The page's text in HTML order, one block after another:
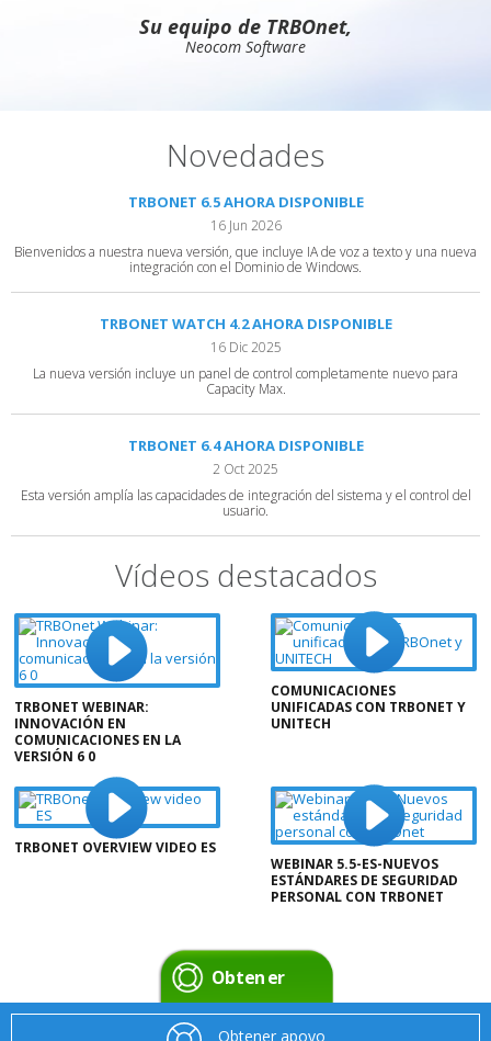
Su equipo de TRBOnet,
Neocom Software
Novedades
TRBONET 6.5 AHORA DISPONIBLE
16 Jun 2026
Bienvenidos a nuestra nueva versión, que incluye IA de voz a texto y una nueva
integración con el Dominio de Windows.
TRBONET WATCH 4.2 AHORA DISPONIBLE
16 Dic 2025
La nueva versión incluye un panel de control completamente nuevo para
Capacity Max.
TRBONET 6.4 AHORA DISPONIBLE
2 Oct 2025
Esta versión amplía las capacidades de integración del sistema y el control del
usuario.
Vídeos destacados
TRBONET WEBINAR:
INNOVACIÓN EN
COMUNICACIONES EN LA
VERSIÓN 6 0
COMUNICACIONES
UNIFICADAS CON TRBONET Y
UNITECH
TRBONET OVERVIEW VIDEO ES
WEBINAR 5.5-ES-NUEVOS
ESTÁNDARES DE SEGURIDAD
PERSONAL CON TRBONET
Obtener
apoyo
Obtener apoyo